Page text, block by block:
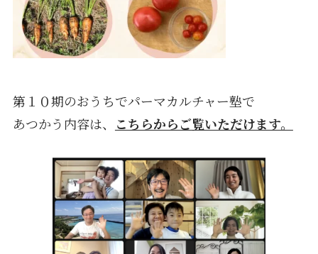
第１０期のおうちでパーマカルチャー塾で
あつかう内容は、
こちらからご覧いただけます。